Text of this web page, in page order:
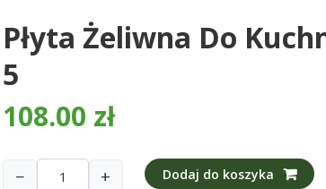
Płyta Żeliwna Do
5
108.00 zł
− + Dodaj do koszyka